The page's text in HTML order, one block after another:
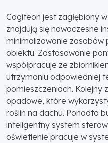
Cogiteon jest zagłębiony
znajdują się nowoczesne
minimalizowanie
obiektu. Zastosowanie
współpracuje ze
utrzymaniu odpowiedniej
pomieszczeniach. Kolejny
opadowe, które
roślin na dachu. Ponadto
inteligentny system
oświetlenie pracuje w